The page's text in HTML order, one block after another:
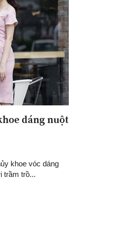
dáng nuột
khoe vóc dáng
trầm trồ...